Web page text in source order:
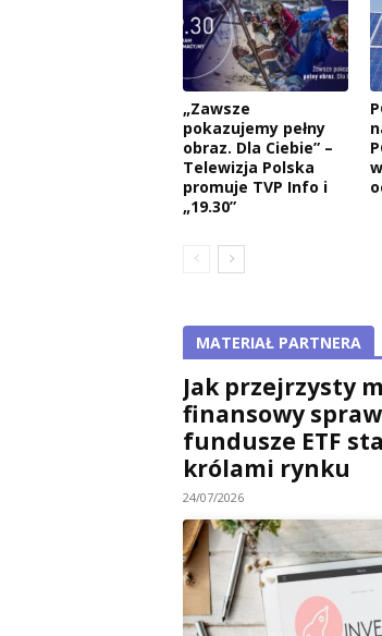
„Zawsze
pokazujemy pełny
obraz. Dla Ciebie” –
Telewizja Polska
promuje TVP Info i
„19.30”
MATERIAŁ PARTNERA
Jak przejrzysty
finansowy
fundusze ETF
królami rynku
24/07/2026